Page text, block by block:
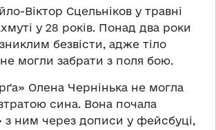
Віктор Сцельніков у травні
у 28 років. Понад два роки
безвісти, адже тіло
могли забрати з поля бою.
Олена Чернінька не могла
сина. Вона почала
з ним через дописи у фейсбуці,